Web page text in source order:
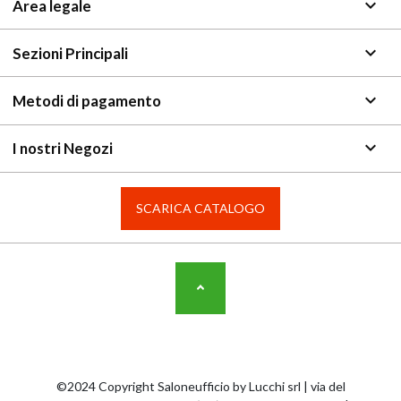
Area legale keyboard_arrow_down
Sezioni Principali keyboard_arrow_down
Metodi di pagamento keyboard_arrow_down
I nostri Negozi keyboard_arrow_down
SCARICA CATALOGO
©2024 Copyright Saloneufficio by Lucchi srl | via del